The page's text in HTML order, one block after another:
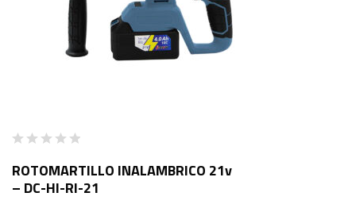
ROTOMARTILLO INALAMBRICO 21v
– DC-HI-RI-21